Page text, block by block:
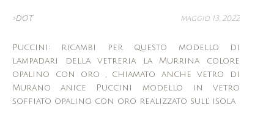
>DOT maggio 13, 2022
Puccini: ricambi per questo modello di
lampadari della vetreria la Murrina colore
opalino con oro , chiamato anche vetro di
Murano anice Puccini modello in vetro
soffiato opalino con oro realizzato sull' isola